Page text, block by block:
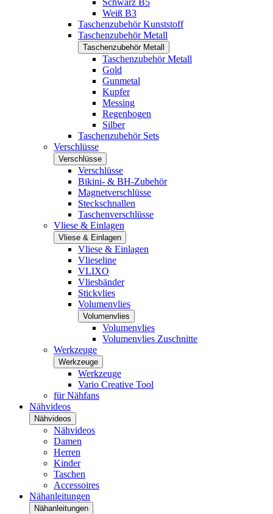
Schwarz B5
Weiß B3
Taschenzubehör Kunststoff
Taschenzubehör Metall
Taschenzubehör Metall
Taschenzubehör Metall
Gold
Gunmetal
Kupfer
Messing
Regenbogen
Silber
Taschenzubehör Sets
Verschlüsse
Verschlüsse
Verschlüsse
Bikini- & BH-Zubehör
Magnetverschlüsse
Steckschnallen
Taschenverschlüsse
Vliese & Einlagen
Vliese & Einlagen
Vliese & Einlagen
Vlieseline
VLIXO
Vliesbänder
Stickvlies
Volumenvlies
Volumenvlies
Volumenvlies
Volumenvlies Zuschnitte
Werkzeuge
Werkzeuge
Werkzeuge
Vario Creative Tool
für Nähfans
Nähvideos
Nähvideos
Nähvideos
Damen
Herren
Kinder
Taschen
Accessoires
Nähanleitungen
Nähanleitungen